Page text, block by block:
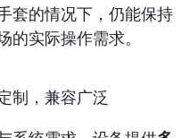
套的情况下，仍能保持
的实际操作需求。
制，兼容广泛